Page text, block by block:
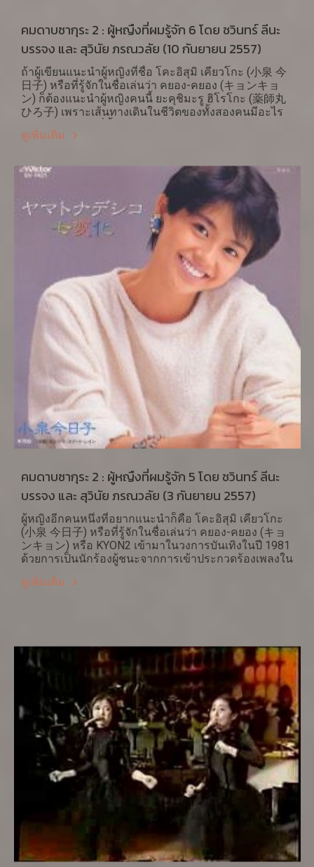
คมดาบซากุระ 2 : ผู้หญืงที่ผมรู้จัก 6 โดย ชวินทร์ ลีนะ
บรรจง และ สุวินัย ภรณวลัย (10 กันยายน 2557)
ถ้าผู้เขียนแนะนำผู้หญิงที่ชื่อ โคะอิสุมิ เคียวโกะ (小泉 今
日子) หรือที่รู้จักในชื่อเล่นว่า คยอง-คยอง (キョンキョ
ン) ก็ต้องแนะนำผู้หญิงคนนี้ ยะคุชิมะรู ฮิโรโกะ (薬師丸
ひろ子) เพราะเส้นทางเดินในชีวิตของทั้งสองคนมีอะไร
อีกหลายๆ อย่างที่ทั้งเหมือนและตรงกันข้าม ฮิโรโกะ
(1964) มีอายุใกล้เคียงกับ คยอง-คยอง (1966) แต่แจ้งเกิด
จากการคัดเลือกผู้แสดงที่มีผู้สมัครถึง 1224 คนในหนัง
เรื่อง ยะเซ โนะ โชเม (野性の証明) ที่จะต้องมาเล่นบท
เด็กอายุ 8 ปีตามท้องเรื่องกับ ทะกะกุระ เคน (高倉健) ที่
หลายคนอาจจำได้จากเรื่อง Black Rain ยอดนักแสดงชาย
ชั้นนำผู้หนึ่งของวงการหนังญี่ปุ่น หนังเรื่องต่อมาที่แสดง
ท่นดะ โนะ คับพูรุ (翔んだカップル) ในปี 1980 ก็ได้รับ
การกล่าวถึงเป็นอย่างมากในฐานะหนังวัยรุ่น แต่ที่ทำให้
เธอกลายเป็นไอดอลขวัญใจคนญี่ปุ่นทั้งประเทศในปี 1981
กลับกลายเป็นหนังแก๊งอาชญากรรม เซล่า ฟุกุ โตะ คิคังจู
(セーラー服と機関銃) ทั้ง 2 เรื่องกำกับการแสดงโดย โซ
มัย ชินจิ (相米 慎二)
ดูเพิ่มเติม
คมดาบซากุระ 2 : ผู้หญืงที่ผมรู้จัก 5 โดย ชวินทร์ ลีนะ
บรรจง และ สุวินัย ภรณวลัย (3 กันยายน 2557)
ผู้หญิงอีกคนหนึ่งที่อยากแนะนำก็คือ โคะอิสุมิ เคียวโกะ
(小泉 今日子) หรือที่รู้จักในชื่อเล่นว่า คยอง-คยอง (キョ
ンキョン) หรือ KYON2 เข้ามาในวงการบันเทิงในปี 1981
ด้วยการเป็นนักร้องผู้ชนะจากการเข้าประกวดร้องเพลงใน
รายการ สะตาร์ ตันโจ (スター誕生) เช่นเดียวกับ อะกินะ
นะกะโมริ (中森明菜) และ มัทซึดะ เซโกะ (松田聖子) แต่
10 อันดับแรกยอดขายแผ่นซิงเกิ้ลที่จัดโดย Oricon (เหมือน
บิลบอร์ด ของสหรัฐฯ)
ดูเพิ่มเติม